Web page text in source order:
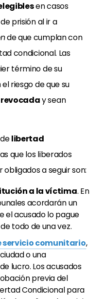
en casos
prisión al ir a
de que cumplan con
condicional. Las
término de su
riesgo de que su
y sean
libertad
que los liberados
a seguir son:
a la víctima. En
acordarán un
el acusado lo pague
todo de una vez.
servicio comunitario,
o una
lucro. Los acusados
previa del
Condicional para